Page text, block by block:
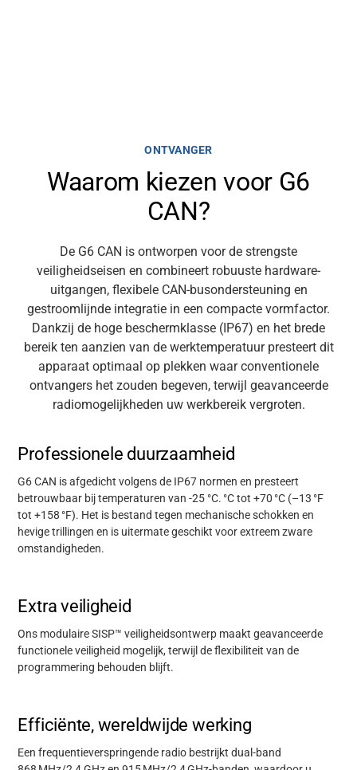
ONTVANGER
Waarom kiezen voor G6
CAN?
De G6 CAN is ontworpen voor de strengste
veiligheidseisen en combineert robuuste hardware-
uitgangen, flexibele CAN-busondersteuning en
gestroomlijnde integratie in een compacte vormfactor.
Dankzij de hoge beschermklasse (IP67) en het brede
bereik ten aanzien van de werktemperatuur presteert dit
apparaat optimaal op plekken waar conventionele
ontvangers het zouden begeven, terwijl geavanceerde
radiomogelijkheden uw werkbereik vergroten.
Professionele duurzaamheid
G6 CAN is afgedicht volgens de IP67 normen en presteert
betrouwbaar bij temperaturen van -25 °C. °C tot +70 °C (–13 °F
tot +158 °F). Het is bestand tegen mechanische schokken en
hevige trillingen en is uitermate geschikt voor extreem zware
omstandigheden.
Extra veiligheid
Ons modulaire SISP™ veiligheidsontwerp maakt geavanceerde
functionele veiligheid mogelijk, terwijl de flexibiliteit van de
programmering behouden blijft.
Efficiënte, wereldwijde werking
Een frequentieverspringende radio bestrijkt dual-band